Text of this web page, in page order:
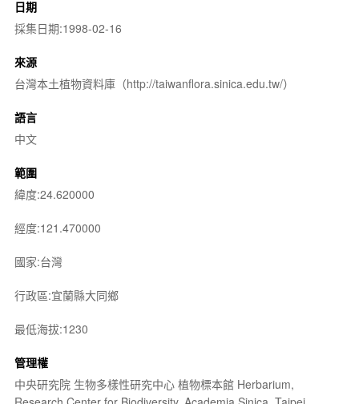
日期
採集日期:1998-02-16
來源
台灣本土植物資料庫（http://taiwanflora.sinica.edu.tw/）
語言
中文
範圍
緯度:24.620000
經度:121.470000
國家:台灣
行政區:宜蘭縣大同鄉
最低海拔:1230
管理權
中央研究院 生物多樣性研究中心 植物標本館 Herbarium,